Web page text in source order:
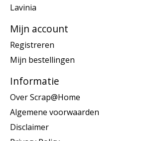
Lavinia
Mijn account
Registreren
Mijn bestellingen
Informatie
Over Scrap@Home
Algemene voorwaarden
Disclaimer